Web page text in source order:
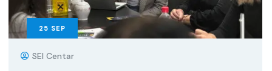
25 SEP
SEI Centar